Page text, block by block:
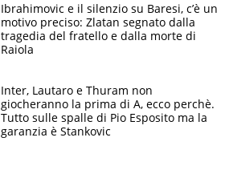
Ibrahimovic e il silenzio su Baresi, c’è un
motivo preciso: Zlatan segnato dalla
tragedia del fratello e dalla morte di
Raiola
Inter, Lautaro e Thuram non
giocheranno la prima di A, ecco perchè.
Tutto sulle spalle di Pio Esposito ma la
garanzia è Stankovic